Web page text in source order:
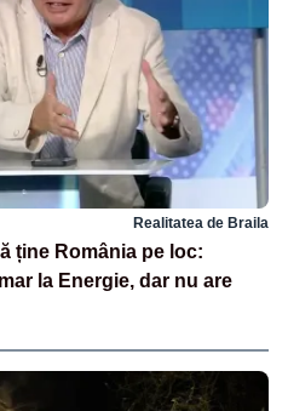
Realitatea de Braila
ține România pe loc:
la Energie, dar nu are